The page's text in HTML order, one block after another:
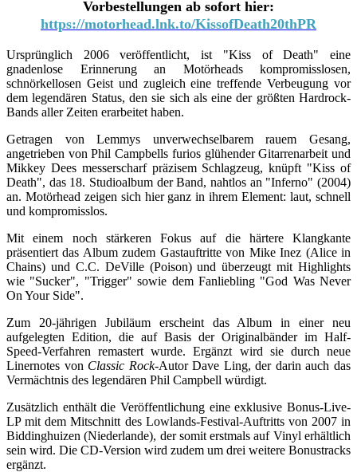
Vorbestellungen ab sofort hier:
https://motorhead.lnk.to/KissofDeath20thPR
Ursprünglich 2006 veröffentlicht, ist "Kiss of Death" eine
gnadenlose Erinnerung an Motörheads kompromisslosen,
schnörkellosen Geist und zugleich eine treffende Verbeugung vor
dem legendären Status, den sie sich als eine der größten Hardrock-
Bands aller Zeiten erarbeitet haben.
Getragen von Lemmys unverwechselbarem rauem Gesang,
angetrieben von Phil Campbells furios glühender Gitarrenarbeit und
Mikkey Dees messerscharf präzisem Schlagzeug, knüpft "Kiss of
Death", das 18. Studioalbum der Band, nahtlos an "Inferno" (2004)
an. Motörhead zeigen sich hier ganz in ihrem Element: laut, schnell
und kompromisslos.
Mit einem noch stärkeren Fokus auf die härtere Klangkante
präsentiert das Album zudem Gastauftritte von Mike Inez (Alice in
Chains) und C.C. DeVille (Poison) und überzeugt mit Highlights
wie "Sucker", "Trigger" sowie dem Fanliebling "God Was Never
On Your Side".
Zum 20-jährigen Jubiläum erscheint das Album in einer neu
aufgelegten Edition, die auf Basis der Originalbänder im Half-
Speed-Verfahren remastert wurde. Ergänzt wird sie durch neue
Linernotes von Classic Rock-Autor Dave Ling, der darin auch das
Vermächtnis des legendären Phil Campbell würdigt.
Zusätzlich enthält die Veröffentlichung eine exklusive Bonus-Live-
LP mit dem Mitschnitt des Lowlands-Festival-Auftritts von 2007 in
Biddinghuizen (Niederlande), der somit erstmals auf Vinyl erhältlich
sein wird. Die CD-Version wird zudem um drei weitere Bonustracks
ergänzt.